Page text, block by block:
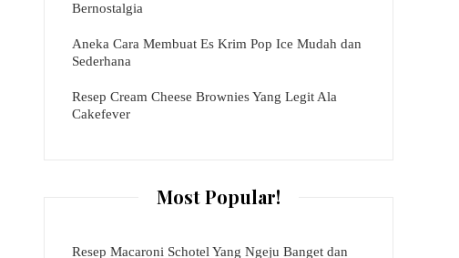
Bernostalgia
Aneka Cara Membuat Es Krim Pop Ice Mudah dan
Sederhana
Resep Cream Cheese Brownies Yang Legit Ala
Cakefever
Most Popular!
Resep Macaroni Schotel Yang Ngeju Banget dan